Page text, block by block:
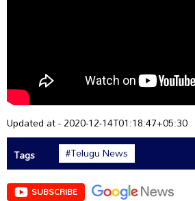
Updated at - 2020-12-14T01:18:47+05:30
Tags
#Telugu News
SUBSCRIBE